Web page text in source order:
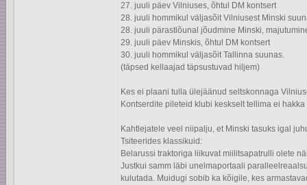
27. juuli päev Vilniuses, õhtul DM kontsert
28. juuli hommikul väljasõit Vilniusest Minski
28. juuli pärastlõunal jõudmine Minski,
29. juuli päev Minskis, õhtul DM kontsert
30. juuli hommikul väljasõit Tallinna suunas.
(täpsed kellaajad täpsustuvad hiljem)
Kes ei plaani tulla ülejäänud seltskonnaga
Kontserdite pileteid klubi keskselt tellima ei
Kahtlejatele veel niipalju, et Minski tasuks igal
Tsiteerides klassikuid:
Belarussi traktoriga liikuvat miilitsapatrulli olete
Justkui samm läbi unelmaportaali
kulutada. Muidugi sobib ka kõigile, kes